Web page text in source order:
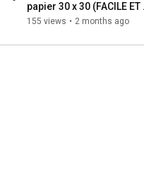
papier 30 x 30 (FACILE ET
RAPIDE)
155 views • 2 months ago